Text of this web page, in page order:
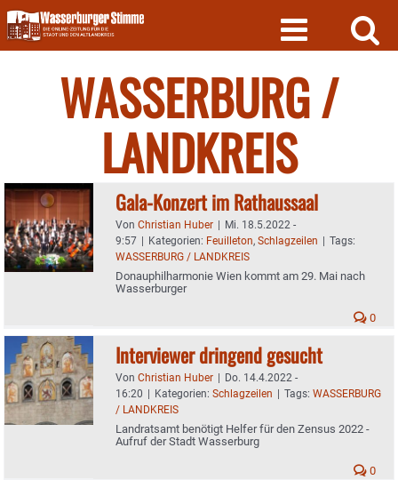
Skip
to
content
WASSERBURG /
LANDKREIS
Gala-Konzert im Rathaussaal
Von Christian Huber | Mi. 18.5.2022 -
9:57 | Kategorien: Feuilleton, Schlagzeilen | Tags:
WASSERBURG / LANDKREIS
Donauphilharmonie Wien kommt am 29. Mai nach
Wasserburger
0
Interviewer dringend gesucht
Von Christian Huber | Do. 14.4.2022 -
16:20 | Kategorien: Schlagzeilen | Tags: WASSERBURG
/ LANDKREIS
Landratsamt benötigt Helfer für den Zensus 2022 -
Aufruf der Stadt Wasserburg
0